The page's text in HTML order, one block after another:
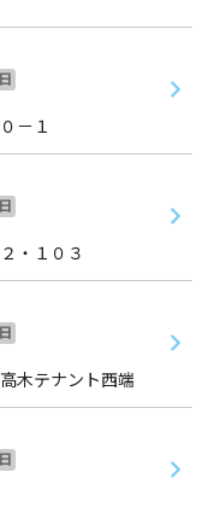
日
－１
日
・１０３
日
木テナント西端
日